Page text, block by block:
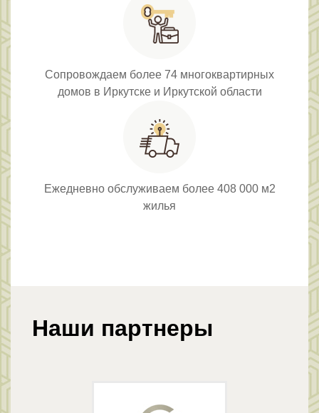
Сопровождаем более 74 многоквартирных
домов в Иркутске и Иркутской области
Ежедневно обслуживаем более 408 000 м2
жилья
Наши партнеры